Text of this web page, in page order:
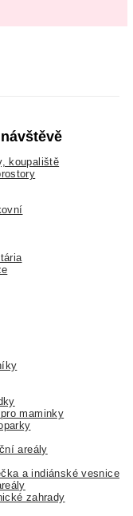
koupaliště
maminky
areály
a indiánské vesnice
zahrady